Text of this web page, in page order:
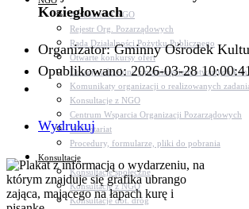
Aktualności NGO
Rejestr Org. Pozarządowych
Rada Działalności Pożytku Publicznego
Otwarte konkursy ofert
Dotacje udzielone z pominięciem otwartych
Komunikaty organizacji o realizowanych
Konsultacje z NGO
Centrum Wsparcia Organizacji Pozarządowych
Wolontariat
Procedury, formularze, pliki do pobrania
Konsultacje
Konsultacje społeczne
Konsultacje z NGO
Konsultacje dot. dróg
Koziegłowach
Organizator: Gminny Ośrodek
Opublikowano: 2026-03-28
Wydrukuj